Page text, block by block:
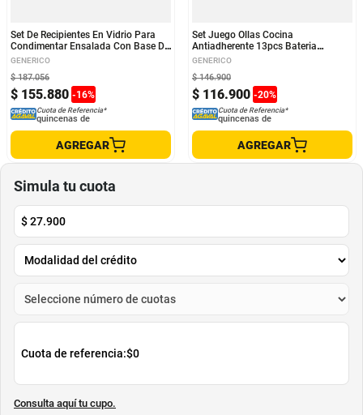
Set De Recipientes En Vidrio Para
Condimentar Ensalada Con Base De
Madera
GENERICO
$ 155.880 -16%
$ 187.056
Cuota de Referencia*
quincenas de
AGREGAR
Set Juego Ollas Cocina
Antiadherente 13pcs Bateria
Utensilios Morado
GENERICO
$ 116.900 -20%
$ 146.900
Cuota de Referencia*
quincenas de
AGREGAR
Simula tu cuota
$27.900
Cuota de referencia:$0
Consulta aquí tu cupo.